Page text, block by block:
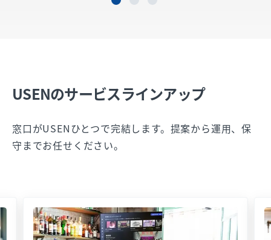
USENのサービスラインアップ
窓口がUSENひとつで完結します。提案から運用、保
守までお任せください。